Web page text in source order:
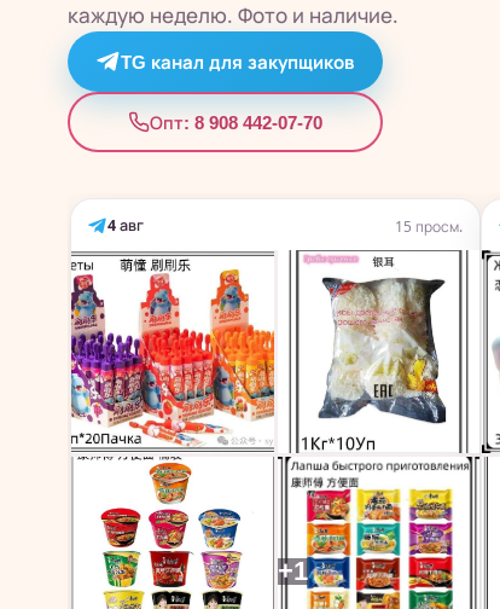
каждую неделю. Фото и наличие.
TG канал для закупщиков
Опт: 8 908 442-07-70
4 авг 15 просм.
+1